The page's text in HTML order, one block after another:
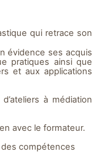
qui retrace son
évidence ses acquis
pratiques ainsi que
et aux applications
à médiation
avec le formateur.
compétences